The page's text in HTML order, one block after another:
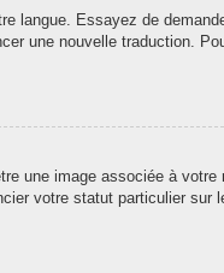
Essayez de
une nouvelle traduction.
une image associée à
votre statut particulier sur